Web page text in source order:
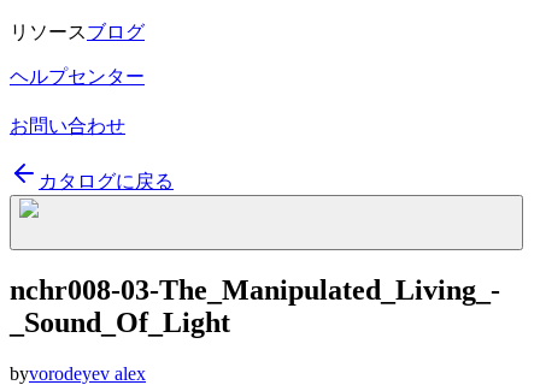
リソースブログ
ヘルプセンター
お問い合わせ
カタログに戻る
nchr008-03-The_Manipulated_Living_-
_Sound_Of_Light
byvorodeyev alex